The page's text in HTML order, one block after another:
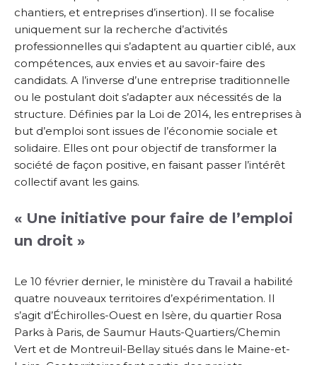
chantiers, et entreprises d’insertion). Il se focalise
uniquement sur la recherche d’activités
professionnelles qui s’adaptent au quartier ciblé, aux
compétences, aux envies et au savoir-faire des
candidats. A l’inverse d’une entreprise traditionnelle
ou le postulant doit s’adapter aux nécessités de la
structure. Définies par la Loi de 2014, les entreprises à
but d’emploi sont issues de l’économie sociale et
solidaire. Elles ont pour objectif de transformer la
société de façon positive, en faisant passer l’intérêt
collectif avant les gains.
« Une initiative pour faire de l’emploi
un droit »
Le 10 février dernier, le ministère du Travail a habilité
quatre nouveaux territoires d’expérimentation. Il
s’agit d’Échirolles-Ouest en Isère, du quartier Rosa
Parks à Paris, de Saumur Hauts-Quartiers/Chemin
Vert et de Montreuil-Bellay situés dans le Maine-et-